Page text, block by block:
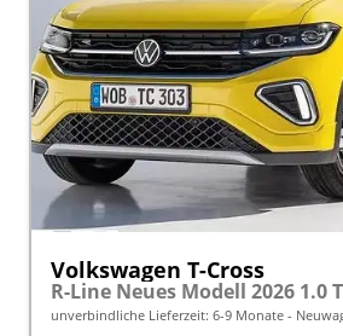
Volkswagen T-Cross
unverbindliche Lieferzeit: 6-9 Monate